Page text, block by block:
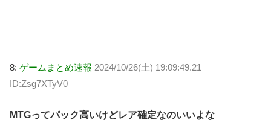
8: ゲームまとめ速報 2024/10/26(土) 19:09:49.21
ID:Zsg7XTyV0
MTGってパック高いけどレア確定なのいいよな